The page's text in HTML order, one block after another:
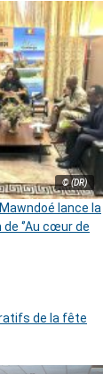
© (DR)
lance la
‘’Au cœur de
de la fête